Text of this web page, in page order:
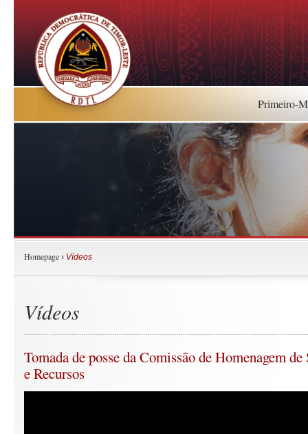
Primeiro-
Homepage › Vídeos
Vídeos
Tomada de posse da Comissão de Homenagem
e Recursos